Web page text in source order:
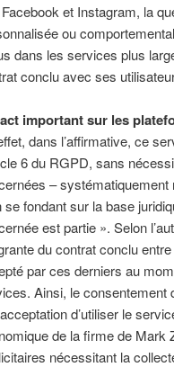
et Instagram, la
ou
dans les services plus
conclu avec ses
important sur les
dans l’affirmative, ce
6 du RGPD, sans
– systématiquement
se fondant sur la base
est partie ». Selon
du contrat conclu
par ces derniers au
Ainsi, le consentement
d’utiliser le
de la firme de Mark
nécessitant la